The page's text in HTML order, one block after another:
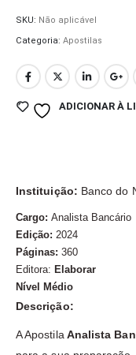
SKU: Não aplicável
Categoria: Apostilas
ADICIONAR À
Instituição: Banco do
Cargo: Analista Bancário
Edição: 2024
Páginas: 360
Editora: Elaborar
Nível Médio
Descrição:
A ApostilaAnalista